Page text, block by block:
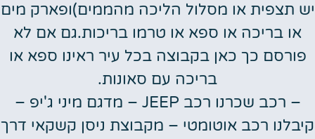
יש תצפית או מסלול הליכה מהממים)ופארק מים
או בריכה או ספא או טרמו בריכות.גם אם לא
פורסם כך כאן בקבוצה בכל עיר ראינו ספא או
בריכה עם סאונות.
– רכב שכרנו רכב JEEP – מדגם מיני ג'יפ –
קיבלנו רכב אוטומטי – מקבוצת ניסן קשקאי דרך